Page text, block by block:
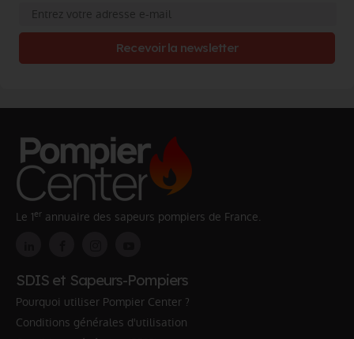
Recevoir la newsletter
Le 1er annuaire des sapeurs pompiers de France.
SDIS et Sapeurs-Pompiers
Pourquoi utiliser Pompier Center ?
Conditions générales d'utilisation